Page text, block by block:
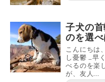
子犬の
のを選
こんにちは
し憂鬱 …早
べるのを楽
が、友人...